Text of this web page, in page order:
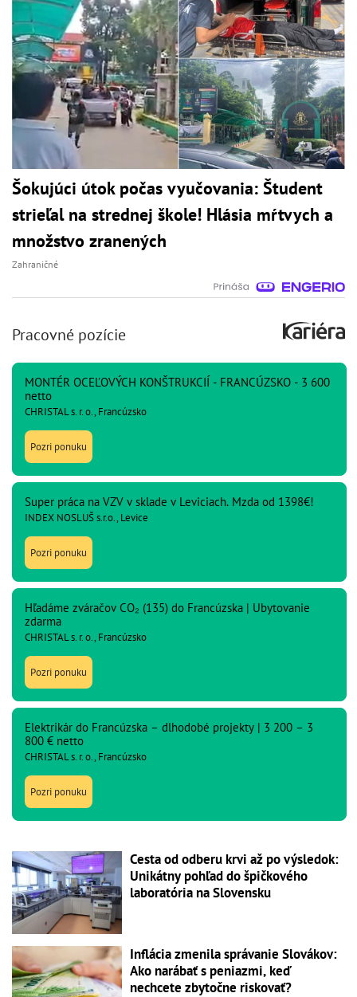
Šokujúci útok počas vyučovania: Študent
strieľal na strednej škole! Hlásia mŕtvych a
množstvo zranených
Zahraničné
Pracovné pozície
MONTÉR OCEĽOVÝCH KONŠTRUKCIÍ - FRANCÚZSKO - 3 600
netto
CHRISTAL s. r. o., Francúzsko
Pozri ponuku
Super práca na VZV v sklade v Leviciach. Mzda od 1398€!
INDEX NOSLUŠ s.r.o., Levice
Pozri ponuku
Hľadáme zváračov CO₂ (135) do Francúzska | Ubytovanie
zdarma
CHRISTAL s. r. o., Francúzsko
Pozri ponuku
Elektrikár do Francúzska – dlhodobé projekty | 3 200 – 3
800 € netto
CHRISTAL s. r. o., Francúzsko
Pozri ponuku
Cesta od odberu krvi až po výsledok:
Unikátny pohľad do špičkového
laboratória na Slovensku
Inflácia zmenila správanie Slovákov:
Ako narábať s peniazmi, keď
nechcete zbytočne riskovať?